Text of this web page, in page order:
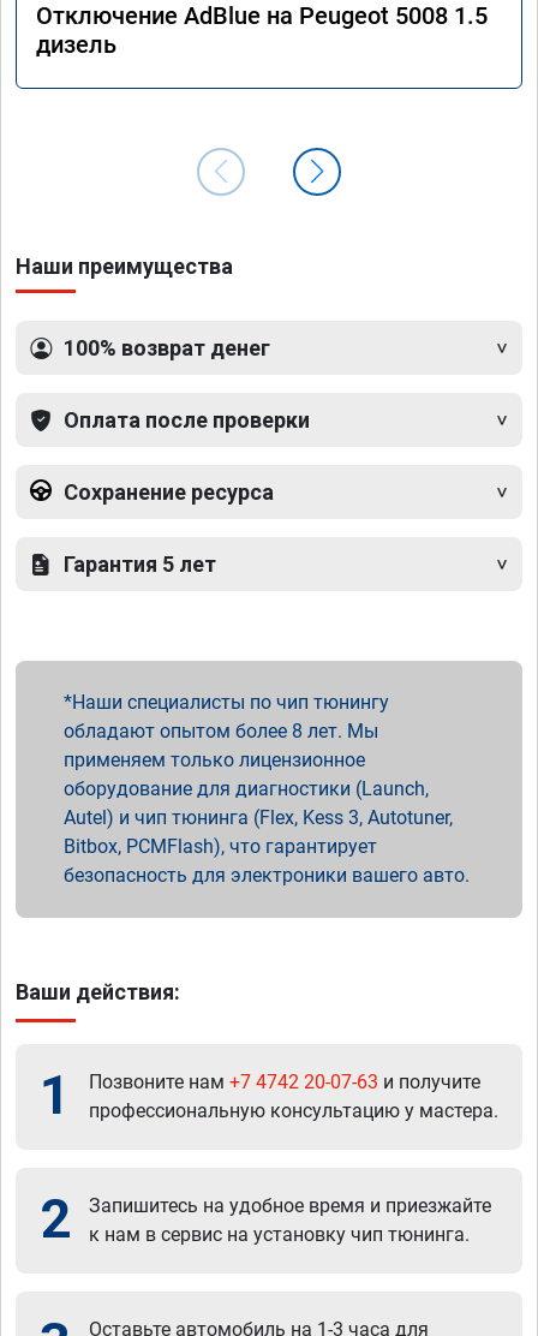
Отключение AdBlue на Peugeot 5008 1.5
дизель
Наши преимущества
100% возврат денег
Оплата после проверки
Сохранение ресурса
Гарантия 5 лет
Наши специалисты по чип тюнингу
обладают опытом более 8 лет. Мы
применяем только лицензионное
оборудование для диагностики (Launch,
Autel) и чип тюнинга (Flex, Kess 3, Autotuner,
Bitbox, PCMFlash), что гарантирует
безопасность для электроники вашего авто.
Ваши действия:
1 Позвоните нам +7 4742 20-07-63 и получите
профессиональную консультацию у мастера.
2
Запишитесь на удобное время и приезжайте
к нам в сервис на установку чип тюнинга.
Оставьте автомобиль на 1-3 часа для